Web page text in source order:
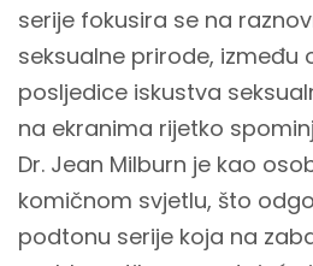
serije fokusira se na
seksualne prirode, između
posljedice iskustva
na ekranima rijetko
Dr. Jean Milburn je kao
komičnom svjetlu, što
podtonu serije koja na